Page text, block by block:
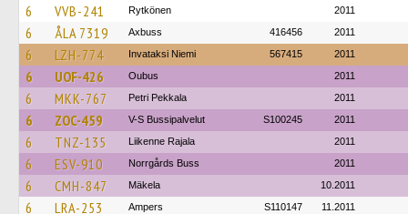
6 VVB-241 Rytkönen 2011
6 ÅLA 7319 Axbuss 416456 2011
6 LZH-774 Invataksi Niemi 567415 2011
6 UOF-426 Oubus 2011
6 MKK-767 Petri Pekkala 2011
6 ZOC-459 V-S Bussipalvelut S100245 2011
6 TNZ-135 Liikenne Rajala 2011
6 ESV-910 Norrgårds Buss 2011
6 CMH-847 Mäkela 10.2011
6 LRA-253 Ampers S110147 11.2011